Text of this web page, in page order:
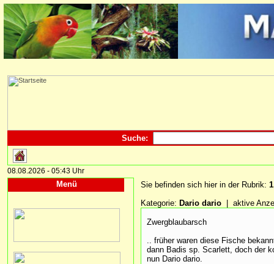
Suche:
08.08.2026 - 05:43 Uhr
Menü Sie befinden sich hier in der Rubrik:
Kategorie: Dario dario | aktive
Zwergblaubarsch
.. früher waren diese Fische
dann Badis sp. Scarlett, doch der
nun Dario dario.